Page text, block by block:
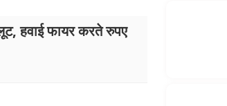
हवाई फायर करते रुपए